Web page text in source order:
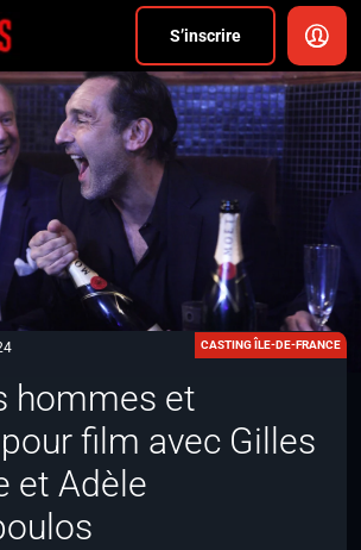
S’inscrire
ANNONCER
FAQ
S’inscrire
CONNEXION
CASTING ÎLE-DE-FRANCE
hommes et
film avec Gilles
et Adèle